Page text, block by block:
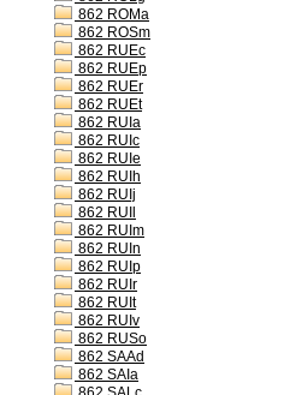
862 ROMa
862 ROSm
862 RUEc
862 RUEp
862 RUEr
862 RUEt
862 RUIa
862 RUIc
862 RUIe
862 RUIh
862 RUIj
862 RUIl
862 RUIm
862 RUIn
862 RUIp
862 RUIr
862 RUIt
862 RUIv
862 RUSo
862 SAAd
862 SAIa